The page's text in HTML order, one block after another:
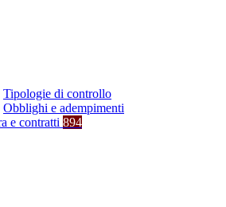
Tipologie di controllo
Obblighi e adempimenti
e contratti 894